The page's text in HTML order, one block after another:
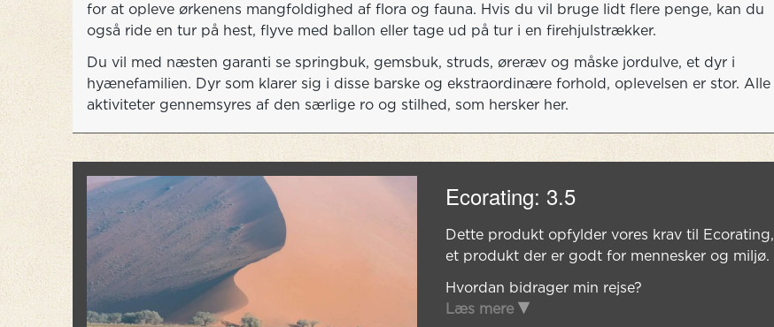
for at opleve ørkenens mangfoldighed af flora og fauna. Hvis du vil bruge lidt flere penge, kan du
også ride en tur på hest, flyve med ballon eller tage ud på tur i en firehjulstrækker.
Du vil med næsten garanti se springbuk, gemsbuk, struds, øreræv og måske jordulve, et dyr i
hyænefamilien. Dyr som klarer sig i disse barske og ekstraordinære forhold, oplevelsen er stor. Alle
aktiviteter gennemsyres af den særlige ro og stilhed, som hersker her.
Ecorating: 3.5
Dette produkt opfylder vores krav til Ecorating,
et produkt der er godt for mennesker og miljø.
Hvordan bidrager min rejse?
Læs mere